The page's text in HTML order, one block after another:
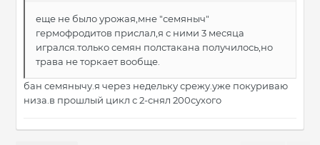
еще не было урожая,мне "семяныч"
гермофродитов прислал,я с ними 3 месяца
игрался.только семян полстакана получилось,но
трава не торкает вообще.
бан семянычу.я через недельку срежу.уже покуриваю
низа.в прошлый цикл с 2-снял 200сухого